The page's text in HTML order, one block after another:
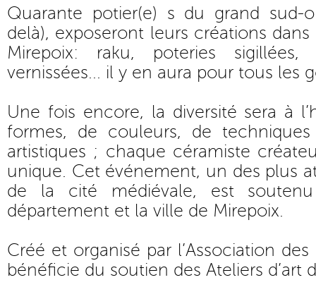
Quarante potier(e) s du grand sud-
delà), exposeront leurs créations
Mirepoix: raku, poteries
vernissées... il y en aura pour tous les
Une fois encore, la diversité sera à
formes, de couleurs, de
artistiques ; chaque céramiste
unique. Cet événement, un des plus
de la cité médiévale, est
département et la ville de Mirepoix.
Créé et organisé par l’Association des
bénéficie du soutien des Ateliers d’art